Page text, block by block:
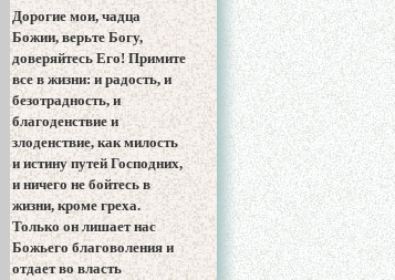
Дорогие мои, чадца
Божии, верьте Богу,
доверяйтесь Его! Примите
все в жизни: и радость, и
безотрадность, и
благоденствие и
злоденствие, как милость
и истину путей Господних,
и ничего не бойтесь в
жизни, кроме греха.
Только он лишает нас
Божьего благоволения и
отдает во власть